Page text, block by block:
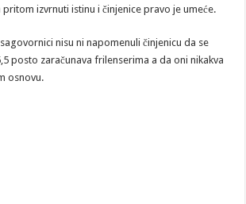
izvrnuti istinu i činjenice pravo je umeće.
nisu ni napomenuli činjenicu da se
posto zaračunava frilenserima a da oni nikakva
osnovu.